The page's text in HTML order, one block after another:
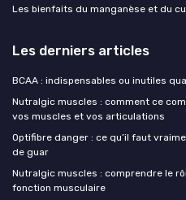
Les bienfaits du manganèse et du
Les derniers articles
BCAA : indispensables ou inutiles
Nutralgic muscles : comment ce
vos muscles et vos articulations
Optifibre danger : ce qu’il faut
de guar
Nutralgic muscles : comprendre le
fonction musculaire